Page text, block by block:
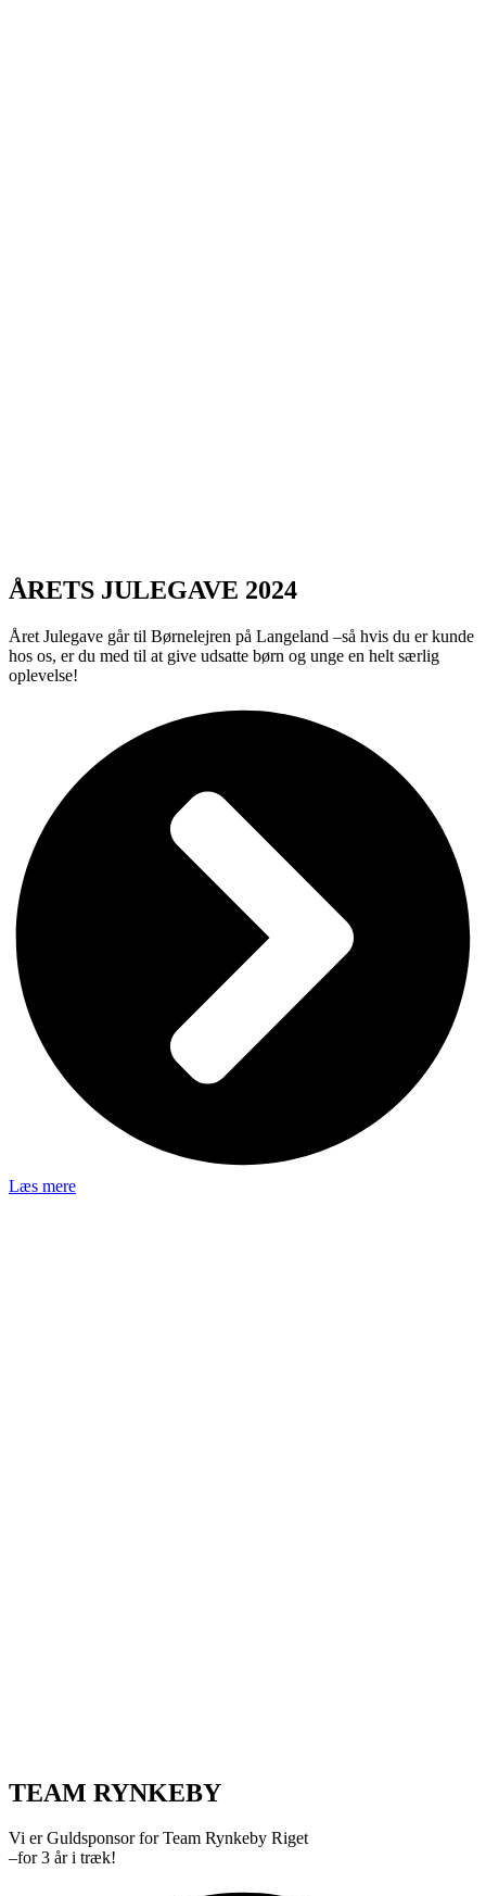
ÅRETS JULEGAVE 2024
Året Julegave går til Børnelejren på Langeland –så hvis du er kunde
hos os, er du med til at give udsatte børn og unge en helt særlig
oplevelse!
Læs mere
TEAM RYNKEBY
Vi er Guldsponsor for Team Rynkeby Riget
–for 3 år i træk!